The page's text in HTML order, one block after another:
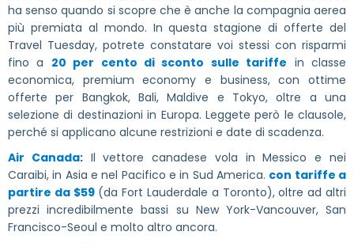
ha senso quando si scopre che è anche la compagnia aerea
più premiata al mondo. In questa stagione di offerte del
Travel Tuesday, potrete constatare voi stessi con risparmi
fino a 20 per cento di sconto sulle tariffe in classe
economica, premium economy e business, con ottime
offerte per Bangkok, Bali, Maldive e Tokyo, oltre a una
selezione di destinazioni in Europa. Leggete però le clausole,
perché si applicano alcune restrizioni e date di scadenza.
Air Canada:Il vettore canadese vola in Messico e nei
Caraibi, in Asia e nel Pacifico e in Sud America. con tariffe a
partire da $59(da Fort Lauderdale a Toronto), oltre ad altri
prezzi incredibilmente bassi su New York-Vancouver, San
Francisco-Seoul e molto altro ancora.